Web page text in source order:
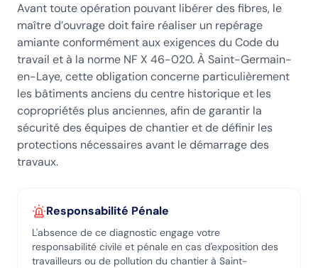
Avant toute opération pouvant libérer des fibres, le
maître d’ouvrage doit faire réaliser un repérage
amiante conformément aux exigences du Code du
travail et à la norme NF X 46-020. À Saint-Germain-
en-Laye, cette obligation concerne particulièrement
les bâtiments anciens du centre historique et les
copropriétés plus anciennes, afin de garantir la
sécurité des équipes de chantier et de définir les
protections nécessaires avant le démarrage des
travaux.
Responsabilité Pénale
L'absence de ce diagnostic engage votre
responsabilité civile et pénale en cas d'exposition des
travailleurs ou de pollution du chantier à Saint-